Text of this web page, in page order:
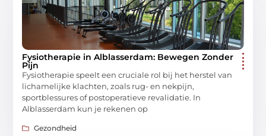
Fysiotherapie in Alblasserdam: Bewegen Zonder
Pijn
Fysiotherapie speelt een cruciale rol bij het herstel van
lichamelijke klachten, zoals rug- en nekpijn,
sportblessures of postoperatieve revalidatie. In
Alblasserdam kun je rekenen op
Gezondheid